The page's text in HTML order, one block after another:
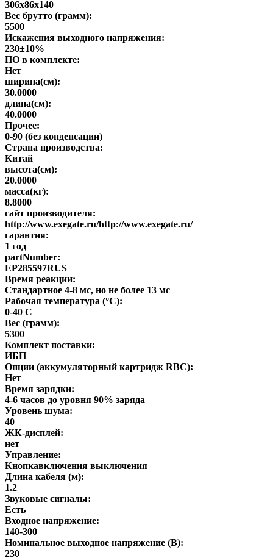
306x86x140
Вес брутто (грамм):
5500
Искажения выходного напряжения:
230±10%
ПО в комплекте:
Нет
ширина(см):
30.0000
длина(см):
40.0000
Прочее:
0-90 (без конденсации)
Страна производства:
Китай
высота(см):
20.0000
масса(кг):
8.8000
сайт производителя:
http://www.exegate.ru/http://www.exegate.ru/
гарантия:
1 год
partNumber:
EP285597RUS
Время реакции:
Стандартное 4-8 мс, но не более 13 мс
Рабочая температура (°C):
0-40 C
Вес (грамм):
5300
Комплект поставки:
ИБП
Опции (аккумуляторный картридж RBC):
Нет
Время зарядки:
4-6 часов до уровня 90% заряда
Уровень шума:
40
ЖК-дисплей:
нет
Управление:
Кнопкавключения выключения
Длина кабеля (м):
1.2
Звуковые сигналы:
Есть
Входное напряжение:
140-300
Номинальное выходное напряжение (В):
230